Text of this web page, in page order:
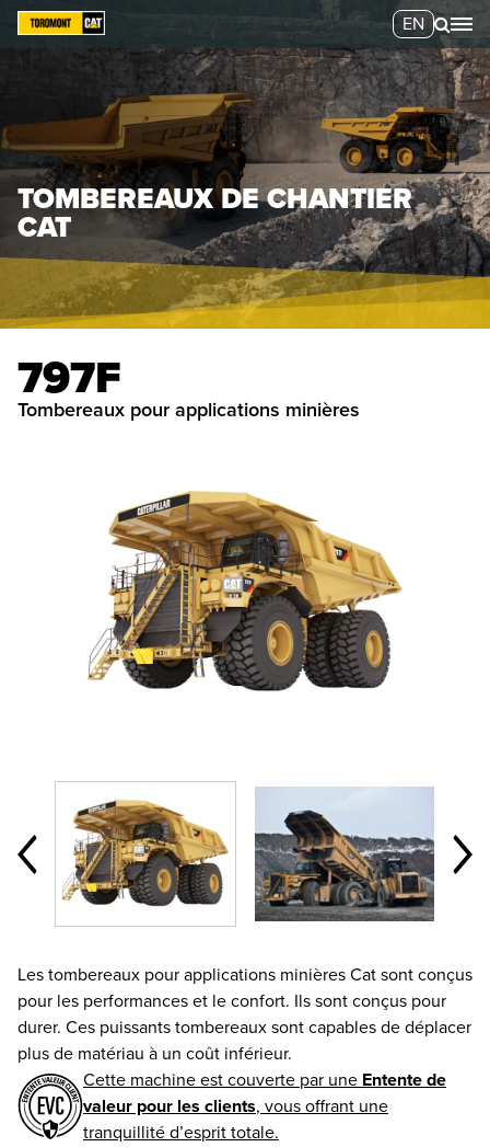
EN
TOMBEREAUX DE CHANTIER
CAT
797F
tombereaux pour applications minières
Les tombereaux pour applications minières Cat sont conçus
pour les performances et le confort. Ils sont conçus pour
durer. Ces puissants tombereaux sont capables de déplacer
plus de matériau à un coût inférieur.
Cette machine est couverte par une Entente de
valeur pour les clients, vous offrant une
tranquillité d’esprit totale.